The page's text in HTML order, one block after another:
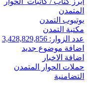
المتمدن
يوتيوب التمدن
مكتبة التمدن
عدد الزوار: 3,428,829,856
اضافة موضوع جديد
اضافة الاخبار
حملات الحوار المتمدن
التضامنية